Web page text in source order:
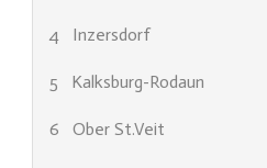
4 Inzersdorf
5 Kalksburg-Rodaun
6 Ober St.Veit